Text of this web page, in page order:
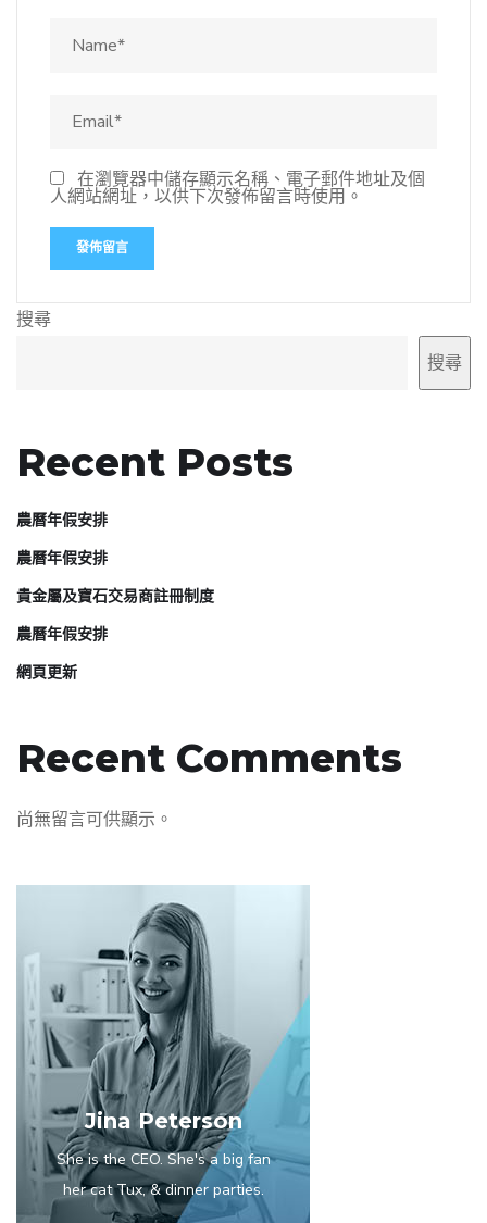
在瀏覽器中儲存顯示名稱、電子郵件地址及個
人網站網址，以供下次發佈留言時使用。
搜尋
搜尋
Recent Posts
農曆年假安排
農曆年假安排
貴金屬及寶石交易商註冊制度
農曆年假安排
網頁更新
Recent Comments
尚無留言可供顯示。
Jina Peterson
She is the CEO. She's a big fan
her cat Tux, & dinner parties.